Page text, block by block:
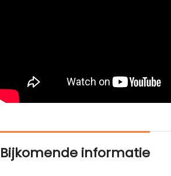
Bijkomende informatie